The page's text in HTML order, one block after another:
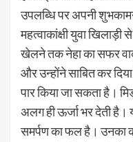
उपलब्धि पर अपनी
महत्वाकांक्षी युवा
खेलने तक नेहा का सफर
और उन्होंने साबित कर
पार किया जा सकता है।
अलग ही ऊर्जा भर देती
समर्पण का फल है। उनका